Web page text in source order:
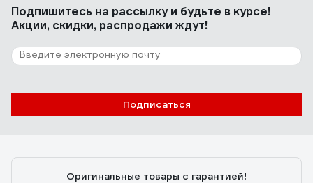
Подпишитесь на рассылкуи будьте в курсе!
Акции, скидки, распродажи ждут!
Подписаться
Оригинальные товары с гарантией!